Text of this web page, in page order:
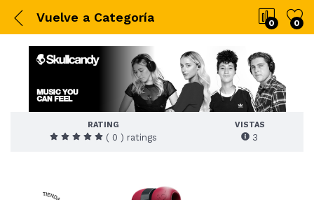
Vuelve aCategoría 0 0
RATING
( 0 ) ratings
VISTAS
3